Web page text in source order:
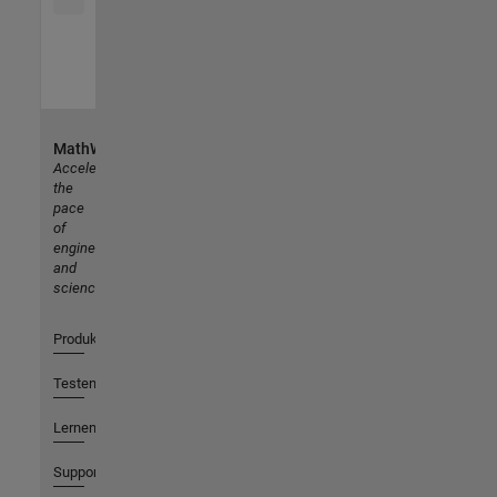
MathWorks
Accelerating
the
pace
of
engineering
and
science
Produkte
Testen oder Kaufen
Lernen
Support